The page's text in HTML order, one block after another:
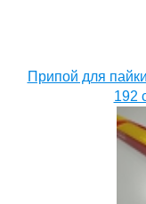
Припой для
192